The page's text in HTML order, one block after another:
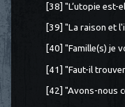
[38] "L’utopie est-
[39] "La raison et
[40] "Famille(s) je
[41] "Faut-il
[42] "Avons-nous